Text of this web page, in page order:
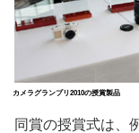
カメラグランプリ2010の授賞製品
同賞の授賞式は、